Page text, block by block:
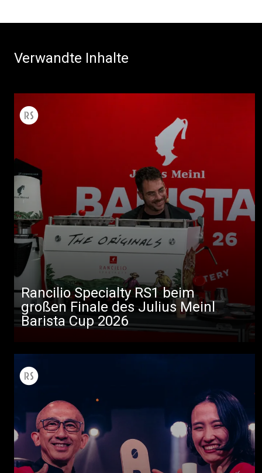
Verwandte Inhalte
Rancilio Specialty RS1 beim
großen Finale des Julius Meinl
Barista Cup 2026